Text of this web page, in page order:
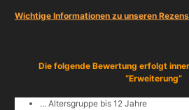
Wichtige Informationen zu unseren
Die folgende Bewertung erfolgt
“Erweiterung”
... Altersgruppe bis 12 Jahre